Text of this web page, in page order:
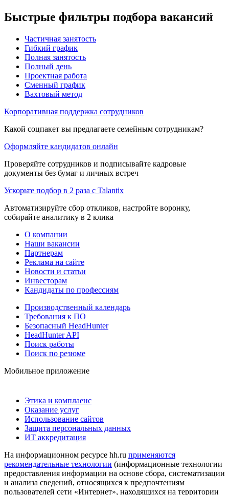
Быстрые фильтры подбора вакансий
Частичная занятость
Гибкий график
Полная занятость
Полный день
Проектная работа
Сменный график
Вахтовый метод
Корпоративная поддержка сотрудников
Какой соцпакет вы предлагаете семейным сотрудникам?
Оформляйте кандидатов онлайн
Проверяйте сотрудников и подписывайте кадровые
документы без бумаг и личных встреч
Ускорьте подбор в 2 раза с Talantix
Автоматизируйте сбор откликов, настройте воронку,
собирайте аналитику в 2 клика
О компании
Наши вакансии
Партнерам
Реклама на сайте
Новости и статьи
Инвесторам
Кандидаты по профессиям
Производственный календарь
Требования к ПО
Безопасный HeadHunter
HeadHunter API
Поиск работы
Поиск по резюме
Мобильное приложение
Этика и комплаенс
Оказание услуг
Использование сайтов
Защита персональных данных
ИТ аккредитация
На информационном ресурсе hh.ru применяются
рекомендательные технологии (информационные технологии
предоставления информации на основе сбора, систематизации
и анализа сведений, относящихся к предпочтениям
пользователей сети «Интернет», находящихся на территории